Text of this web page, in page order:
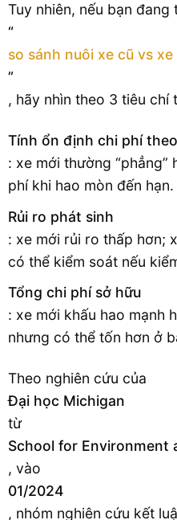
Tuy nhiên, nếu bạn đang
“
so sánh nuôi xe cũ vs xe
”
, hãy nhìn theo 3 tiêu chí
Tính ổn định chi phí
: xe mới thường “phẳng”
phí khi hao mòn đến hạn.
Rủi ro phát sinh
: xe mới rủi ro thấp hơn;
có thể kiểm soát nếu
Tổng chi phí sở hữu
: xe mới khấu hao mạnh
nhưng có thể tốn hơn ở
Theo nghiên cứu của
Đại học Michigan
từ
School for Environment
, vào
01/2024
, nhóm nghiên cứu kết